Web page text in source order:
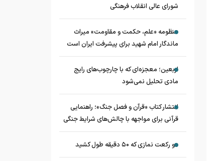
شورای عالی انقلاب فرهنگی
منظومه «علم، حکمت و مقاومت» میراث
ماندگار امام شهید برای پیشرفت ایران است
اربعین؛ معجزه‌ای که با چارچوب‌های رایج
مادی تحلیل نمی‌شود
انتشار کتاب «قرآن و فصل جنگ»؛ راهنمایی
قرآنی برای مواجهه با چالش‌های شرایط جنگی
دو رکعت نمازی که ۵۰ دقیقه طول کشید